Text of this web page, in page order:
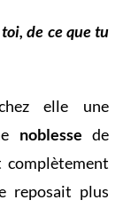
de ce que tu
elle une
noblesse de
reposait plus